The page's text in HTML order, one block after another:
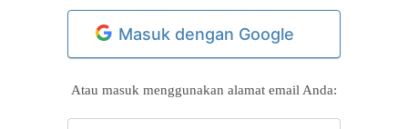
Atau masuk menggunakan alamat email Anda: